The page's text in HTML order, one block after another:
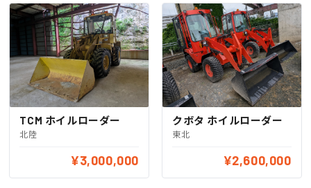
TCM ホイルローダー
北陸
¥3,000,000
クボタ ホイルローダー
東北
¥2,600,000